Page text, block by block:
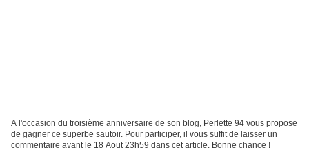
A l'occasion du troisième anniversaire de son blog, Perlette 94 vous propose
de gagner ce superbe sautoir. Pour participer, il vous suffit de laisser un
commentaire avant le 18 Aout 23h59 dans cet article. Bonne chance !